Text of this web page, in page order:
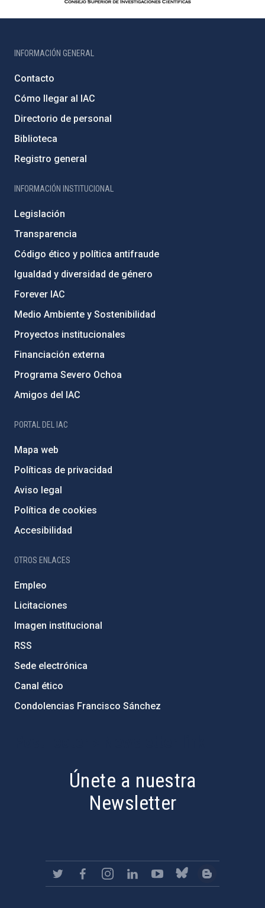
INFORMACIÓN GENERAL
Contacto
Cómo llegar al IAC
Directorio de personal
Biblioteca
Registro general
INFORMACIÓN INSTITUCIONAL
Legislación
Transparencia
Código ético y política antifraude
Igualdad y diversidad de género
Forever IAC
Medio Ambiente y Sostenibilidad
Proyectos institucionales
Financiación externa
Programa Severo Ochoa
Amigos del IAC
PORTAL DEL IAC
Mapa web
Políticas de privacidad
Aviso legal
Política de cookies
Accesibilidad
OTROS ENLACES
Empleo
Licitaciones
Imagen institucional
RSS
Sede electrónica
Canal ético
Condolencias Francisco Sánchez
Únete a nuestra
Newsletter